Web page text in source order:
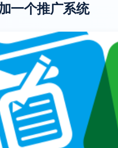
一个推广系统